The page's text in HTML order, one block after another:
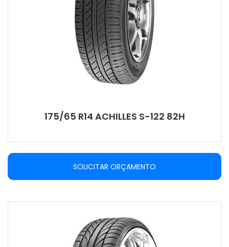
175/65 R14 ACHILLES S-122 82H
SOLICITAR ORÇAMENTO